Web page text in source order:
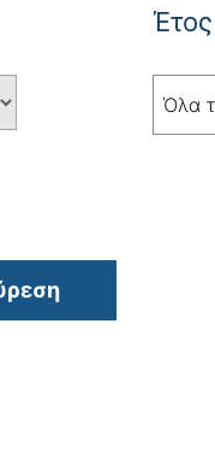
Έτος
Όλα